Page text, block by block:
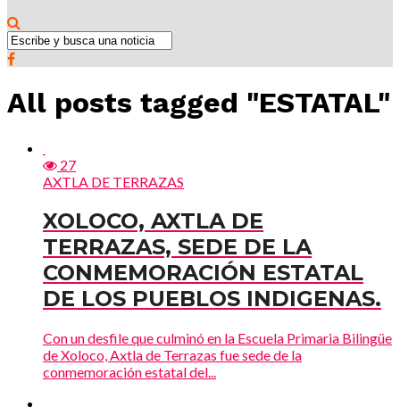
All posts tagged "ESTATAL"
27
AXTLA DE TERRAZAS
XOLOCO, AXTLA DE
TERRAZAS, SEDE DE LA
CONMEMORACIÓN ESTATAL
DE LOS PUEBLOS INDIGENAS.
Con un desfile que culminó en la Escuela Primaria Bilingüe
de Xoloco, Axtla de Terrazas fue sede de la
conmemoración estatal del...